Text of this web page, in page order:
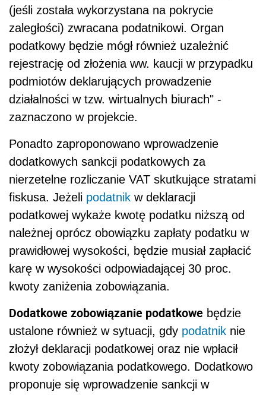
(jeśli została wykorzystana na pokrycie
zaległości) zwracana podatnikowi. Organ
podatkowy będzie mógł również uzależnić
rejestrację od złożenia ww. kaucji w przypadku
podmiotów deklarujących prowadzenie
działalności w tzw. wirtualnych biurach" -
zaznaczono w projekcie.
Ponadto zaproponowano wprowadzenie
dodatkowych sankcji podatkowych za
nierzetelne rozliczanie VAT skutkujące stratami
fiskusa. Jeżeli podatnik w deklaracji
podatkowej wykaże kwotę podatku niższą od
należnej oprócz obowiązku zapłaty podatku w
prawidłowej wysokości, będzie musiał zapłacić
karę w wysokości odpowiadającej 30 proc.
kwoty zaniżenia zobowiązania.
Dodatkowe zobowiązanie podatkowe będzie
ustalone również w sytuacji, gdy podatnik nie
złożył deklaracji podatkowej oraz nie wpłacił
kwoty zobowiązania podatkowego. Dodatkowo
proponuje się wprowadzenie sankcji w